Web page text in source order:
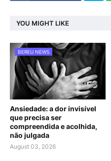
YOU MIGHT LIKE
BEREU NEWS
Ansiedade: a dor invisível
que precisa ser
compreendida e acolhida,
não julgada
August 03, 2026